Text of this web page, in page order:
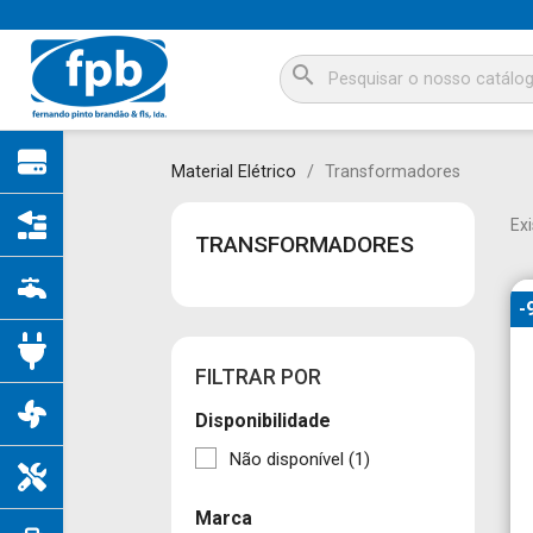
search
Material Elétrico Transformadores
TRANSFORMADORES
FILTRAR POR
Disponibilidade
Não disponível (1)
Marca
-